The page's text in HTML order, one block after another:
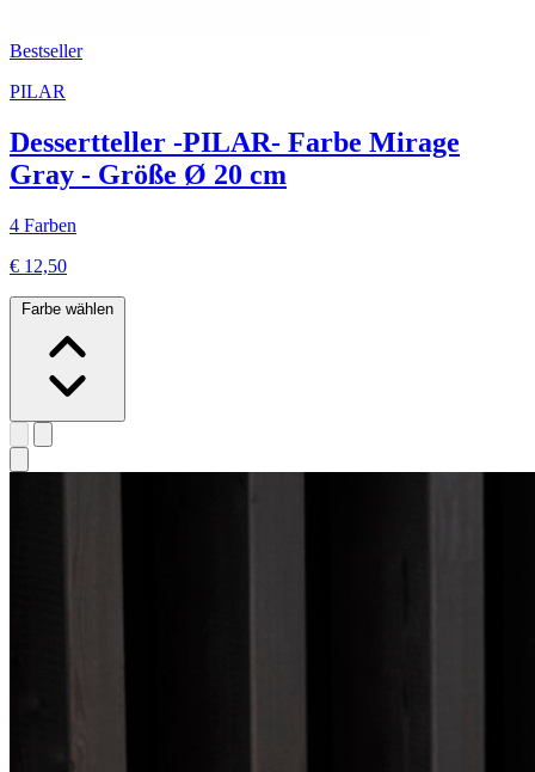
Bestseller
PILAR
Dessertteller -PILAR- Farbe Mirage
Gray - Größe Ø 20 cm
4 Farben
€ 12,50
Farbe wählen